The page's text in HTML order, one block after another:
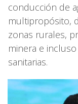
conducción de
multipropósito,
zonas rurales,
minera e
sanitarias.